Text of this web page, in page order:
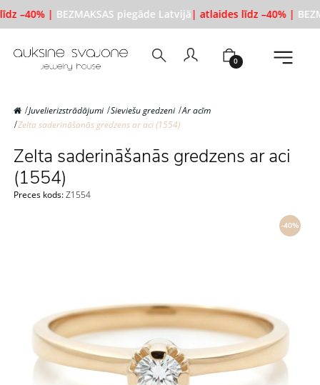
–40% | BEZMAKSAS piegāde Latvijā| atlaides līdz –40% |
0
Juvelierizstrādājumi Sieviešu gredzeni
Ar acīm
Zelta saderināšanās gredzens ar aci (1554)
Zelta saderināšanās gredzens ar aci
(1554)
Preces kods:Z1554
-40%